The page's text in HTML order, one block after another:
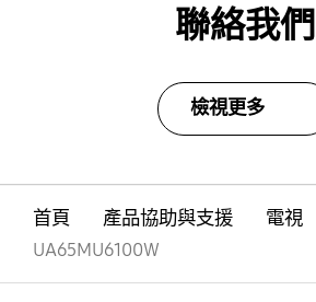
聯絡我們
檢視更多
首頁 產品協助與支援 電視
UA65MU6100W